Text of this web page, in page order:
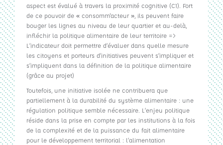
aspect est évalué à travers la proximité cognitive (C1). Fort
de ce pouvoir de « consomm'acteur », ils peuvent faire
bouger les lignes au niveau de leur quartier et au-delà,
infléchir la politique alimentaire de leur territoire =>
L’indicateur doit permettre d’évaluer dans quelle mesure
les citoyens et porteurs d’initiatives peuvent s’impliquer et
s’impliquent dans la définition de la politique alimentaire
(grâce au projet)
Toutefois, une initiative isolée ne contribuera que
partiellement à la durabilité du système alimentaire : une
régulation politique semble nécessaire. L’enjeu politique
réside dans la prise en compte par les institutions à la fois
de la complexité et de la puissance du fait alimentaire
pour le développement territorial : l’alimentation